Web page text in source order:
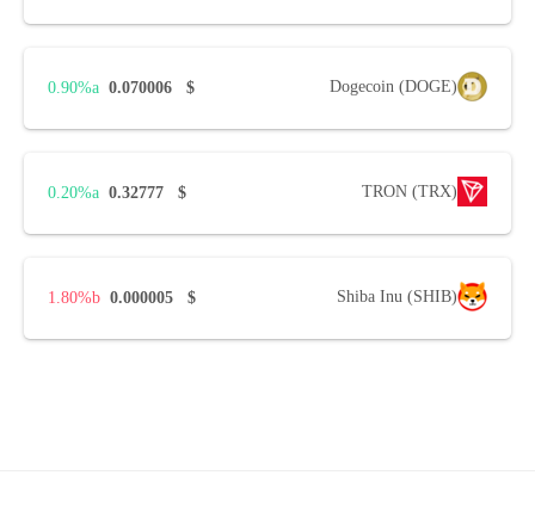
Dogecoin (DOGE)
$
0.070006
0.90%
TRON (TRX)
$
0.32777
0.20%
Shiba Inu (SHIB)
$
0.000005
1.80%